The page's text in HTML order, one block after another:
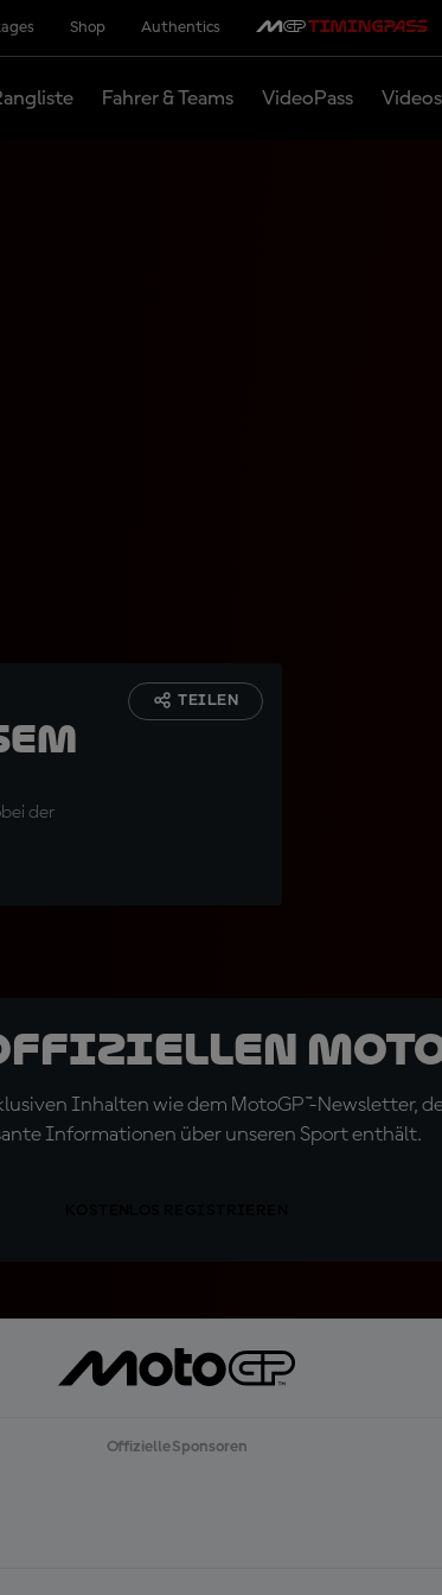
Shop Authentics
Fahrer & Teams VideoPass Videos
der
TEILEN
Inhalten wie dem MotoGP™-Newsletter,
Informationen über unseren Sport enthält.
Offizielle Sponsoren